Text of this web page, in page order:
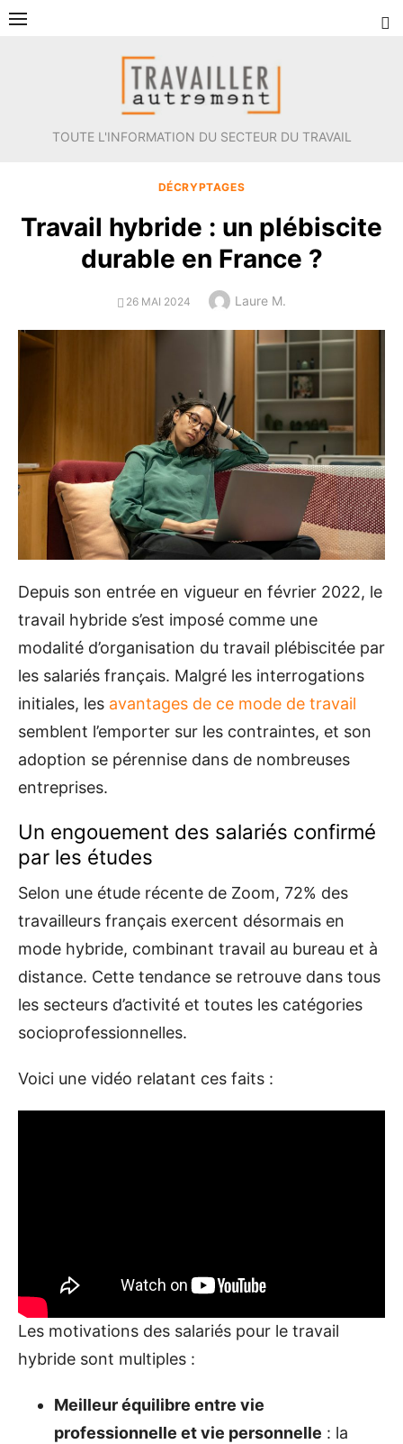
Aller
TOUTE L'INFORMATION DU SECTEUR DU TRAVAIL
DÉCRYPTAGES
Travail hybride : un plébiscite
durable en France ?
POSTED
26 MAI 2024 Author
Laure M.
Depuis son entrée en vigueur en février 2022, le
travail hybride s’est imposé comme une
modalité d’organisation du travail plébiscitée par
les salariés français. Malgré les interrogations
initiales, les avantages de ce mode de travail
semblent l’emporter sur les contraintes, et son
adoption se pérennise dans de nombreuses
entreprises.
Un engouement des salariés confirmé
par les études
Selon une étude récente de Zoom, 72% des
travailleurs français exercent désormais en
mode hybride, combinant travail au bureau et à
distance. Cette tendance se retrouve dans tous
les secteurs d’activité et toutes les catégories
socioprofessionnelles.
Voici une vidéo relatant ces faits :
Les motivations des salariés pour le travail
hybride sont multiples :
Meilleur équilibre entre vie
professionnelle et vie personnelle : la